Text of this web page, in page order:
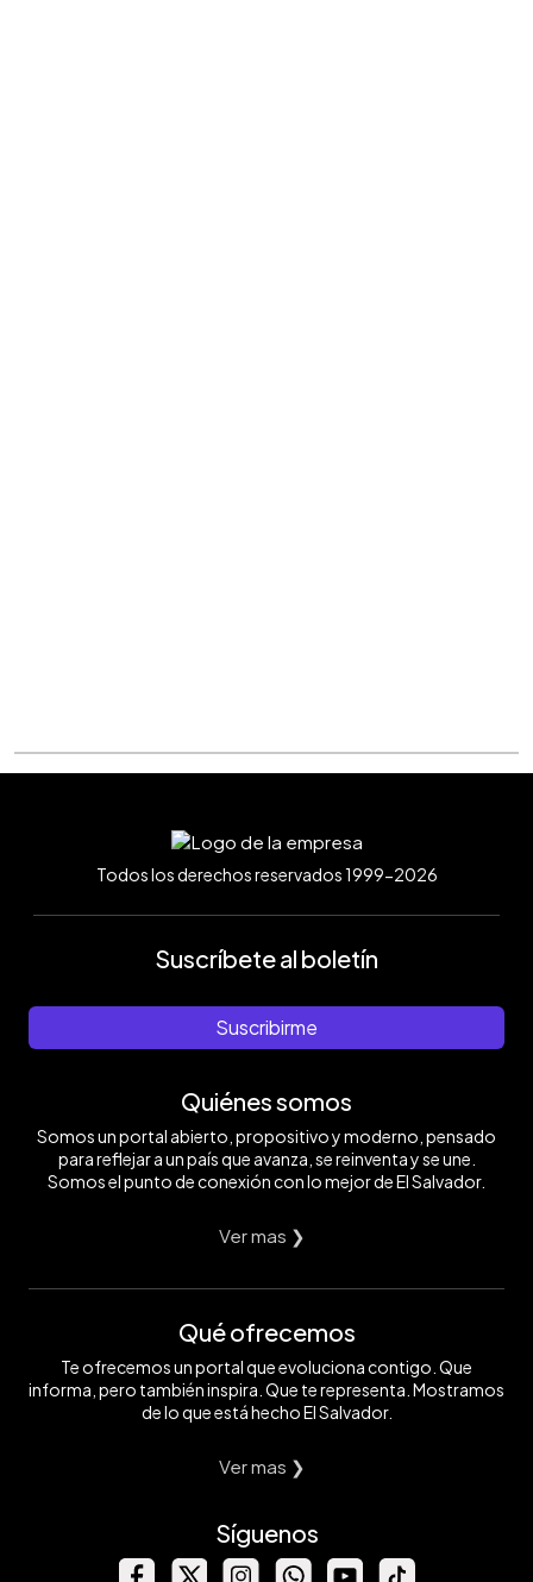
Todos los derechos reservados 1999-2026
Suscríbete al boletín
Suscribirme
Quiénes somos
Somos un portal abierto, propositivo y moderno, pensado
para reflejar a un país que avanza, se reinventa y se une.
Somos el punto de conexión con lo mejor de El Salvador.
Ver mas ❯
Qué ofrecemos
Te ofrecemos un portal que evoluciona contigo. Que
informa, pero también inspira. Que te representa. Mostramos
de lo que está hecho El Salvador.
Ver mas ❯
Síguenos